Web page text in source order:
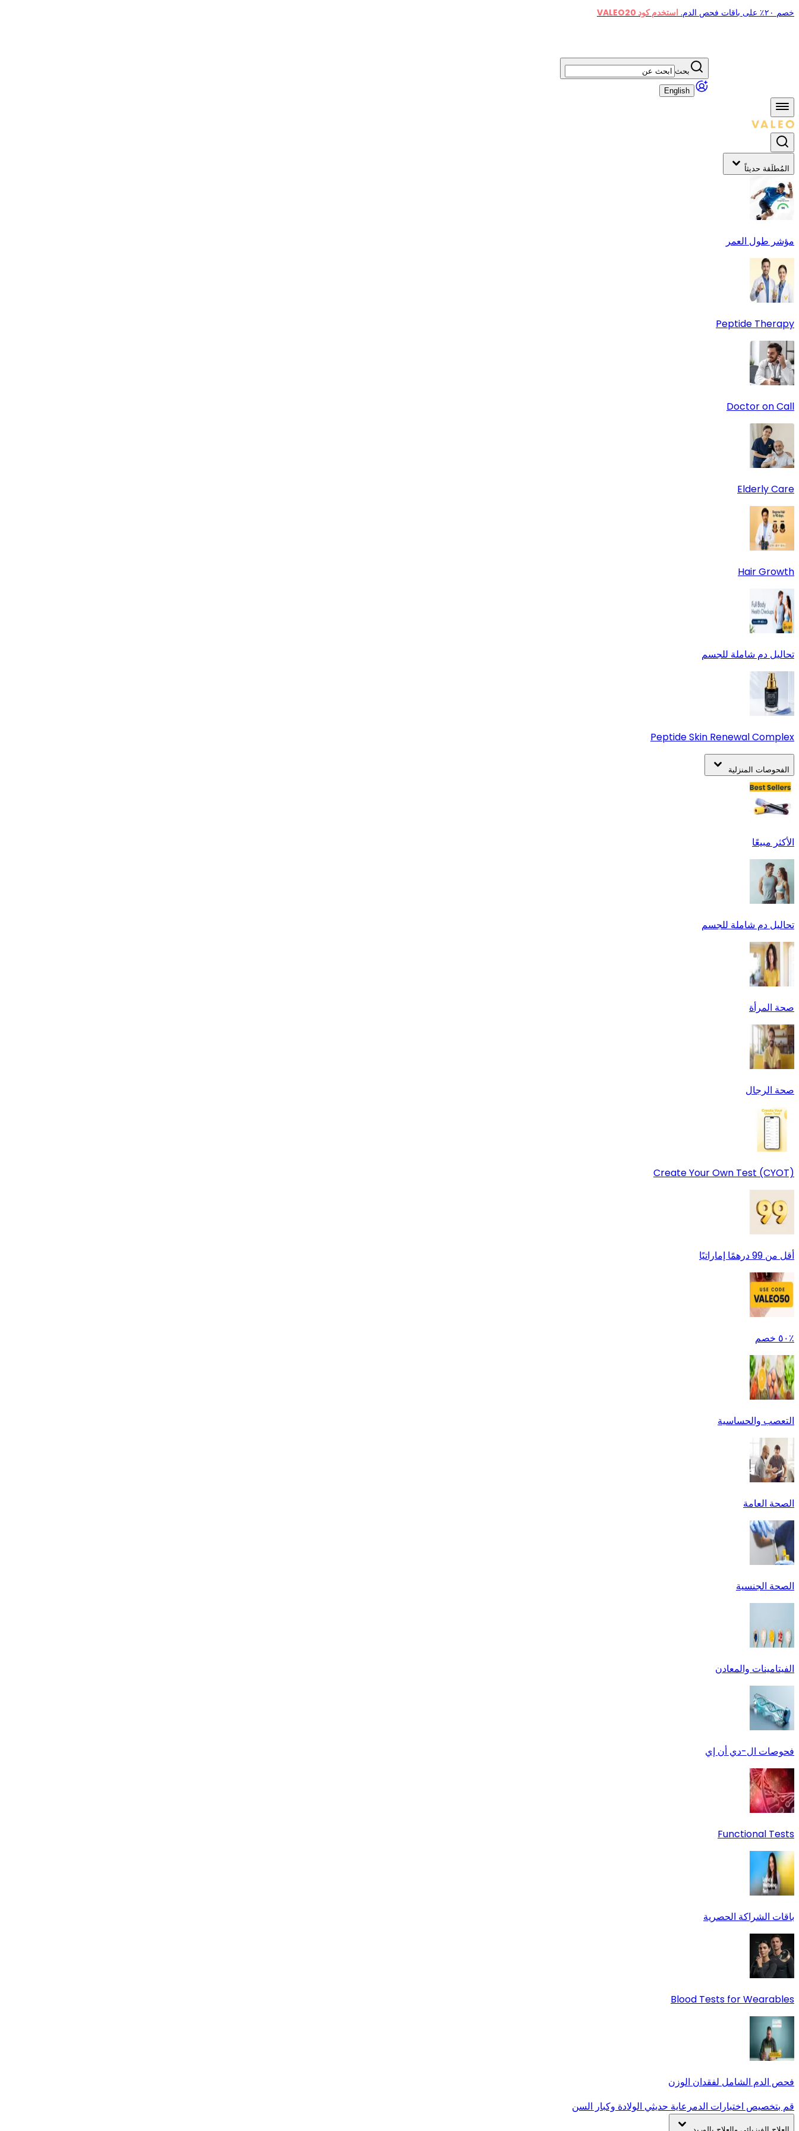
خصم ٢٠٪ على باقات فحص الدم. استخدم كود VALEO20
بحث
English
المُطلَقة حديثاً
مؤشر طول العمر
Peptide Therapy
Doctor on Call
Elderly Care
Hair Growth
تحاليل دم شاملة للجسم
Peptide Skin Renewal Complex
الفحوصات المنزلية
الأكثر مبيعًا
تحاليل دم شاملة للجسم
صحة المرأة
صحة الرجال
Create Your Own Test (CYOT)
أقل من 99 درهمًا إماراتيًا
٪٥٠ خصم
التعصب والحساسية
الصحة العامة
الصحة الجنسية
الفيتامينات والمعادن
فحوصات ال-دي أن إي
Functional Tests
باقات الشراكة الحصرية
Blood Tests for Wearables
فحص الدم الشامل لفقدان الوزن
قم بتخصيص اختبارات الدمرعاية حديثي الولادة وكبار السن